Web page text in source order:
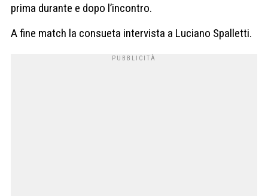
prima durante e dopo l’incontro.
A fine match la consueta intervista a Luciano Spalletti.